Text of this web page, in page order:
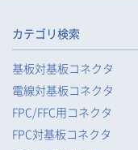
カテゴリ検索
基板対基板コネクタ
電線対基板コネクタ
FPC/FFC用コネクタ
FPC対基板コネクタ